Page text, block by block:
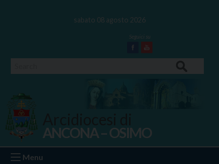
sabato 08 agosto 2026
Facebook
Youtube
Ancona Osimo
ANCONA – OSIMO
Menu